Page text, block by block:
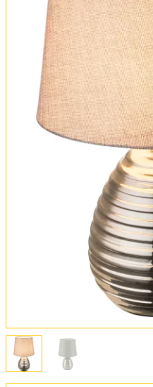
Оплата и доставка
Обмен и возврат
Установка
FAQ
Отзывы